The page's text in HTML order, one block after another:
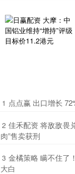
1 点点赢 出口增长
2 佳禾配资 将敌敌畏
肉”售卖获刑
3 金橘策略 瞒不住了
大白